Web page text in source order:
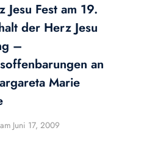
Jesu Fest am 19.
der Herz Jesu
–
an
Marie
Juni 17, 2009